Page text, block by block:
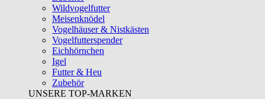
Wildvogelfutter
Meisenknödel
Vogelhäuser & Nistkästen
Vogelfutterspender
Eichhörnchen
Igel
Futter & Heu
Zubehör
UNSERE TOP-MARKEN